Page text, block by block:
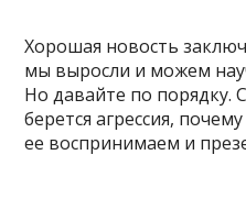
Хорошая новость
мы выросли и можем
Но давайте по порядку.
берется агрессия,
ее воспринимаем и